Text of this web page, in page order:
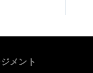
メント